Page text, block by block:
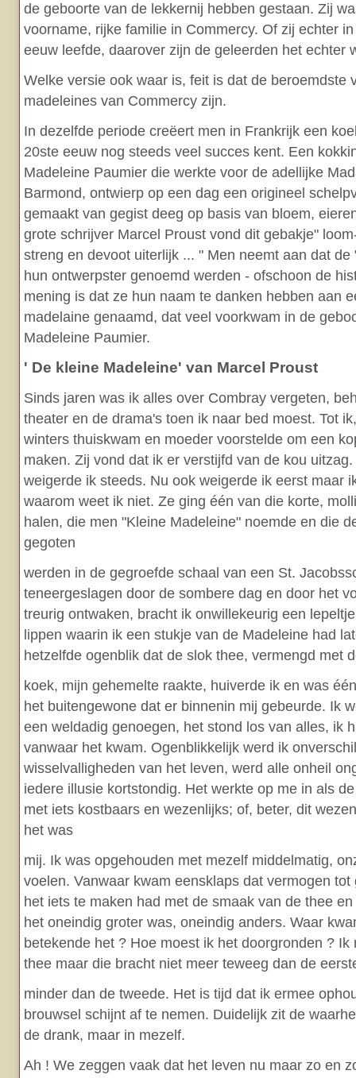
de geboorte van de lekkernij hebben gestaan. Zij
voorname, rijke familie in Commercy. Of zij echter
eeuw leefde, daarover zijn de geleerden het echter
Welke versie ook waar is, feit is dat de beroemdste
madeleines van Commercy zijn.
In dezelfde periode creëert men in Frankrijk een
20ste eeuw nog steeds veel succes kent. Een
Madeleine Paumier die werkte voor de adellijke
Barmond, ontwierp op een dag een origineel
gemaakt van gegist deeg op basis van bloem,
grote schrijver Marcel Proust vond dit gebakje"
streng en devoot uiterlijk ... " Men neemt aan dat de
hun ontwerpster genoemd werden - ofschoon de
mening is dat ze hun naam te danken hebben aan
madelaine genaamd, dat veel voorkwam in de
Madeleine Paumier.
' De kleine Madeleine' van Marcel Proust
Sinds jaren was ik alles over Combray vergeten,
theater en de drama's toen ik naar bed moest. Tot
winters thuiskwam en moeder voorstelde om een
maken. Zij vond dat ik er verstijfd van de kou
weigerde ik steeds. Nu ook weigerde ik eerst maar
waarom weet ik niet. Ze ging één van die korte,
halen, die men "Kleine Madeleine" noemde en die
gegoten
werden in de gegroefde schaal van een St.
teneergeslagen door de sombere dag en door het
treurig ontwaken, bracht ik onwillekeurig een
lippen waarin ik een stukje van de Madeleine had
hetzelfde ogenblik dat de slok thee, vermengd met
koek, mijn gehemelte raakte, huiverde ik en was
het buitengewone dat er binnenin mij gebeurde. Ik
een weldadig genoegen, het stond los van alles, ik
vanwaar het kwam. Ogenblikkelijk werd ik
wisselvalligheden van het leven, werd alle onheil
iedere illusie kortstondig. Het werkte op me in als
met iets kostbaars en wezenlijks; of, beter, dit
het was
mij. Ik was opgehouden met mezelf middelmatig,
voelen. Vanwaar kwam eensklaps dat vermogen
het iets te maken had met de smaak van de thee
het oneindig groter was, oneindig anders. Waar
betekende het ? Hoe moest ik het doorgronden ? Ik
thee maar die bracht niet meer teweeg dan de
minder dan de tweede. Het is tijd dat ik ermee
brouwsel schijnt af te nemen. Duidelijk zit de
de drank, maar in mezelf.
Ah ! We zeggen vaak dat het leven nu maar zo en